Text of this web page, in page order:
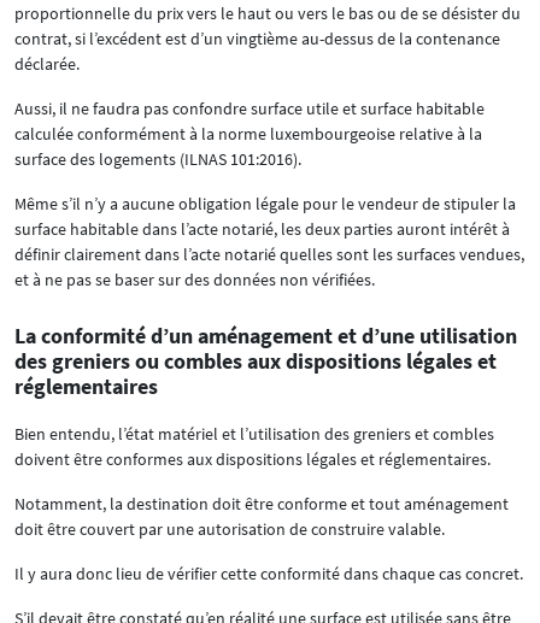
proportionnelle du prix vers le haut ou vers le bas ou de se désister du
contrat, si l’excédent est d’un vingtième au-dessus de la contenance
déclarée.
Aussi, il ne faudra pas confondre surface utile et surface habitable
calculée conformément à la norme luxembourgeoise relative à la
surface des logements (ILNAS 101:2016).
Même s’il n’y a aucune obligation légale pour le vendeur de stipuler la
surface habitable dans l’acte notarié, les deux parties auront intérêt à
définir clairement dans l’acte notarié quelles sont les surfaces vendues,
et à ne pas se baser sur des données non vérifiées.
La conformité d’un aménagement et d’une utilisation
des greniers ou combles aux dispositions légales et
réglementaires
Bien entendu, l’état matériel et l’utilisation des greniers et combles
doivent être conformes aux dispositions légales et réglementaires.
Notamment, la destination doit être conforme et tout aménagement
doit être couvert par une autorisation de construire valable.
Il y aura donc lieu de vérifier cette conformité dans chaque cas concret.
S’il devait être constaté qu’en réalité une surface est utilisée sans être